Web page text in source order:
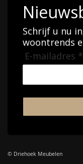
Schrijf u nu
woontrends
E-mailadres *
© Driehoek Meubelen